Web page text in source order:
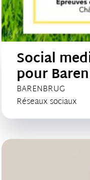
Social
pour
CLIENT :
BARENBRUG
Catégorie de création
Réseaux sociaux